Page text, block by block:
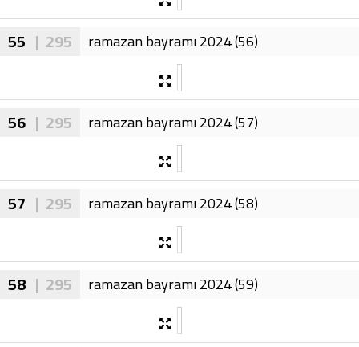
55 | 295 ramazan bayramı 2024 (56)
56 | 295 ramazan bayramı 2024 (57)
57 | 295 ramazan bayramı 2024 (58)
58 | 295 ramazan bayramı 2024 (59)